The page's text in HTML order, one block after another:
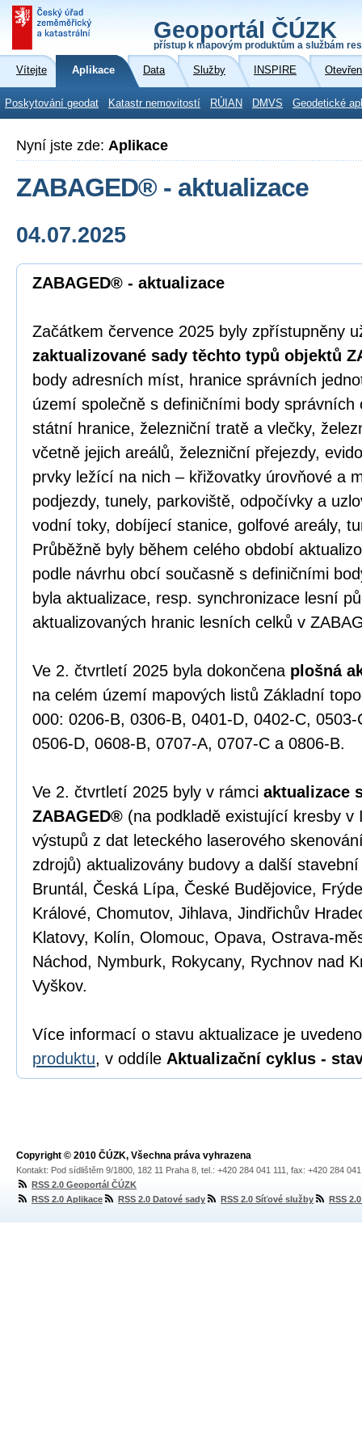
Geoportál ČÚZK
přístup k mapovým produktům a službám
Vítejte Aplikace Data Služby INSPIRE
Poskytování geodat Katastr nemovitostí RÚIAN DMVS Geodetické
Nyní jste zde: Aplikace
ZABAGED® - aktualizace
04.07.2025
ZABAGED® - aktualizace
Začátkem července 2025 byly zpřístupněny
zaktualizované sady těchto typů objektů
body adresních míst, hranice správních
území společně s definičními body správních
státní hranice, železniční tratě a vlečky,
včetně jejich areálů, železniční přejezdy,
prvky ležící na nich – křižovatky úrovňové a
podjezdy, tunely, parkoviště, odpočívky a
vodní toky, dobíjecí stanice, golfové areály,
Průběžně byly během celého období
podle návrhu obcí současně s definičními
byla aktualizace, resp. synchronizace lesní
aktualizovaných hranic lesních celků v
Ve 2. čtvrtletí 2025 byla dokončena plošná
na celém území mapových listů Základní
000: 0206-B, 0306-B, 0401-D, 0402-C,
0506-D, 0608-B, 0707-A, 0707-C a 0806-B.
Ve 2. čtvrtletí 2025 byly v rámci aktualizace
ZABAGED® (na podkladě existující kresby v
výstupů z dat leteckého laserového
zdrojů) aktualizovány budovy a další
Bruntál, Česká Lípa, České Budějovice,
Králové, Chomutov, Jihlava, Jindřichův
Klatovy, Kolín, Olomouc, Opava, Ostrava-
Náchod, Nymburk, Rokycany, Rychnov nad
Vyškov.
Více informací o stavu aktualizace je
produktu, v oddíle Aktualizační cyklus -
Copyright © 2010 ČÚZK, Všechna práva vyhrazena
Kontakt: Pod sídlištěm 9/1800, 182 11 Praha 8, tel.: +420 284 041 111, fax: +420 284
RSS 2.0 Geoportál ČÚZK
RSS 2.0 Aplikace
RSS 2.0 Datové sady RSS 2.0 Síťové služby RSS